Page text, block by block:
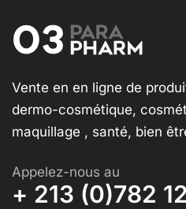
Vente en en ligne de
dermo-cosmétique,
maquillage , santé, bien
Appelez-nous au
+ 213 (0)782